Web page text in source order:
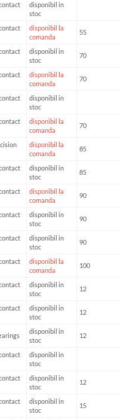
disponibil in
stoc
disponibil la
comanda
55
disponibil in
stoc
70
disponibil la
comanda
70
disponibil in
stoc
disponibil la
comanda
70
disponibil la
comanda
85
disponibil in
stoc
85
disponibil la
comanda
90
disponibil in
stoc
90
disponibil in
stoc
90
disponibil la
comanda
100
disponibil in
stoc
12
disponibil in
stoc
12
disponibil in
stoc
12
disponibil in
stoc
disponibil in
stoc
12
disponibil in
stoc
15